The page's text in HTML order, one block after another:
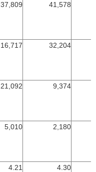
37,809 41,578
16,717 32,204
21,092 9,374
5,010 2,180
4.21 4.30